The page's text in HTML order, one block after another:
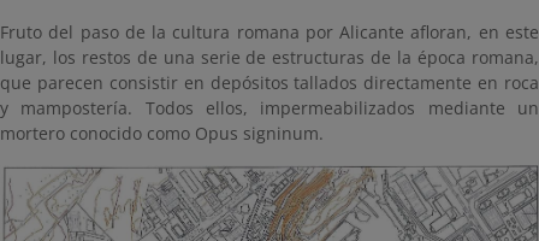
Fruto del paso de la cultura romana por Alicante afloran, en este
lugar, los restos de una serie de estructuras de la época romana,
que parecen consistir en depósitos tallados directamente en roca
y mampostería. Todos ellos, impermeabilizados mediante un
mortero conocido como Opus signinum.